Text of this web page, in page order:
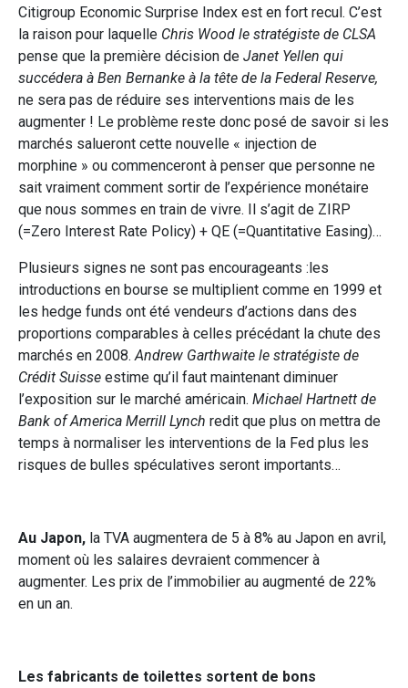
Citigroup Economic Surprise Index est en fort recul. C’est
la raison pour laquelle Chris Wood le stratégiste de CLSA
pense que la première décision de Janet Yellen qui
succédera à Ben Bernanke à la tête de la Federal Reserve,
ne sera pas de réduire ses interventions mais de les
augmenter ! Le problème reste donc posé de savoir si les
marchés salueront cette nouvelle « injection de
morphine » ou commenceront à penser que personne ne
sait vraiment comment sortir de l’expérience monétaire
que nous sommes en train de vivre. Il s’agit de ZIRP
(=Zero Interest Rate Policy) + QE (=Quantitative Easing)…
Plusieurs signes ne sont pas encourageants :les
introductions en bourse se multiplient comme en 1999 et
les hedge funds ont été vendeurs d’actions dans des
proportions comparables à celles précédant la chute des
marchés en 2008. Andrew Garthwaite le stratégiste de
Crédit Suisse estime qu’il faut maintenant diminuer
l’exposition sur le marché américain. Michael Hartnett de
Bank of America Merrill Lynch redit que plus on mettra de
temps à normaliser les interventions de la Fed plus les
risques de bulles spéculatives seront importants…
Au Japon, la TVA augmentera de 5 à 8% au Japon en avril,
moment où les salaires devraient commencer à
augmenter. Les prix de l’immobilier au augmenté de 22%
en un an.
Les fabricants de toilettes sortent de bons